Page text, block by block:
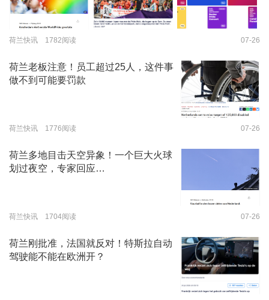
荷兰快讯 1782阅读 07-26
荷兰老板注意！员工超过25人，这件事
做不到可能要罚款
荷兰快讯 1776阅读 07-26
荷兰多地目击天空异象！一个巨大火球
划过夜空，专家回应…
荷兰快讯 1704阅读 07-26
荷兰刚批准，法国就反对！特斯拉自动
驾驶能不能在欧洲开？